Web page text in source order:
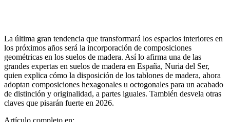
La última gran tendencia que transformará los espacios interiores en
los próximos años será la incorporación de composiciones
geométricas en los suelos de madera. Así lo afirma una de las
grandes expertas en suelos de madera en España, Nuria del Ser,
quien explica cómo la disposición de los tablones de madera, ahora
adoptan composiciones hexagonales u octogonales para un acabado
de distinción y originalidad, a partes iguales. También desvela otras
claves que pisarán fuerte en 2026.